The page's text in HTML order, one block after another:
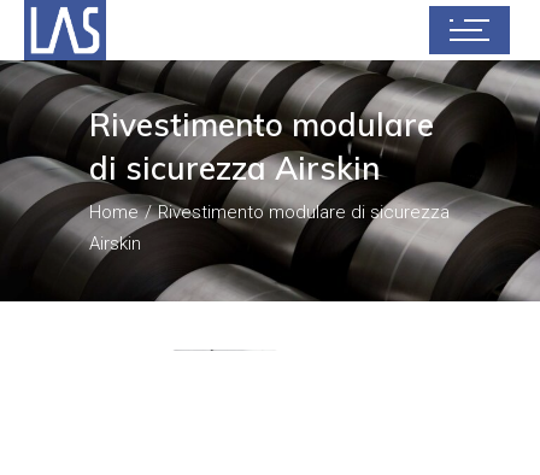
Rivestimento modulare
di sicurezza Airskin
Home
Rivestimento modulare di sicurezza
Airskin